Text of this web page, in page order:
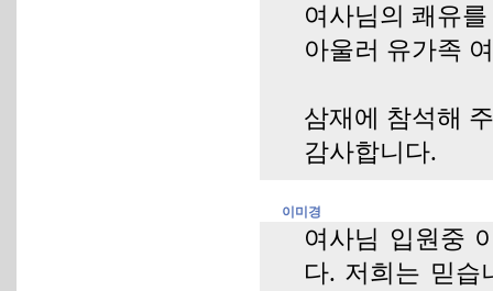
여사님의 쾌유
아울러 유가족
삼재에 참석해
감사합니다.
이미경
여사님 입원중
다. 저희는 믿습